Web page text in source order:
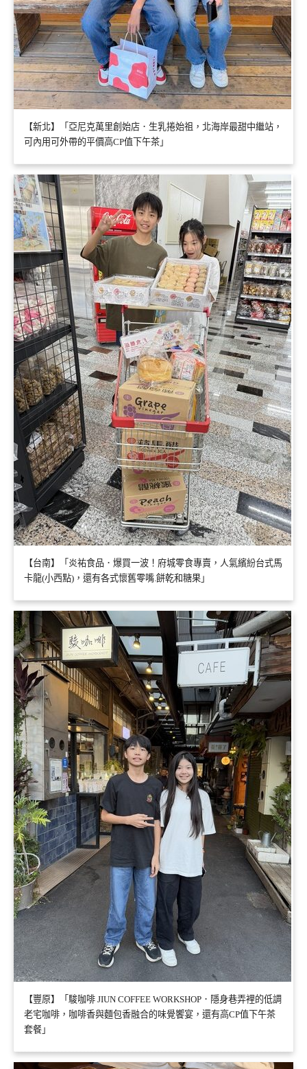
【新北】「亞尼克萬里創始店．生乳捲始祖，北海岸最甜中繼站，
可內用可外帶的平價高CP值下午茶」
【台南】「炎祐食品．爆買一波！府城零食專賣，人氣繽紛台式馬
卡龍(小西點)，還有各式懷舊零嘴.餅乾和糖果」
【豐原】「駿咖啡 JIUN COFFEE WORKSHOP．隱身巷弄裡的低調
老宅咖啡，咖啡香與麵包香融合的味覺饗宴，還有高CP值下午茶
套餐」